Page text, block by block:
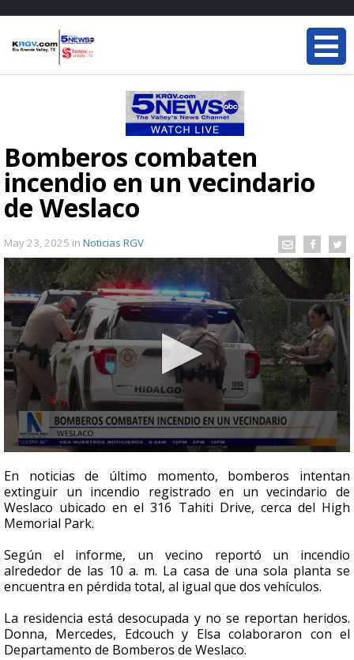
Bomberos combaten
incendio en un vecindario
de Weslaco
May 23, 2025 in Noticias RGV
seconds
of
37
seconds
En noticias de último momento, bomberos intentan
extinguir un incendio registrado en un vecindario de
Weslaco ubicado en el 316 Tahiti Drive, cerca del High
Memorial Park.
Según el informe, un vecino reportó un incendio
alrededor de las 10 a. m. La casa de una sola planta se
encuentra en pérdida total, al igual que dos vehículos.
La residencia está desocupada y no se reportan heridos.
Donna, Mercedes, Edcouch y Elsa colaboraron con el
Departamento de Bomberos de Weslaco.